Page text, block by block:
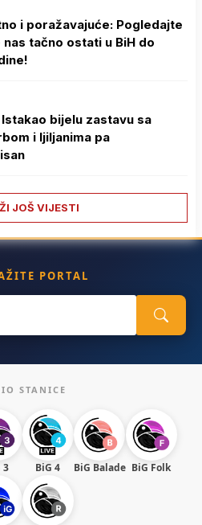
i poražavajuće: Pogledajte
tačno ostati u BiH do
bijelu zastavu sa
i ljiljanima pa
JOŠ VIJESTI
PORTAL
STANICE
3 BiG 4 BiG Balade BiG Folk